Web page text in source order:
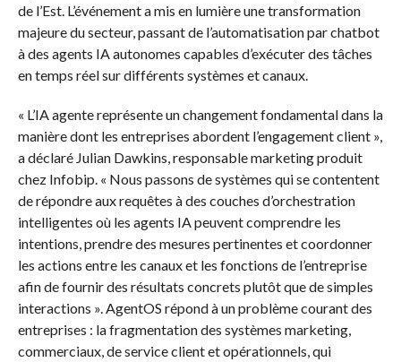
de l’Est. L’événement a mis en lumière une transformation
majeure du secteur, passant de l’automatisation par chatbot
à des agents IA autonomes capables d’exécuter des tâches
en temps réel sur différents systèmes et canaux.
« L’IA agente représente un changement fondamental dans la
manière dont les entreprises abordent l’engagement client »,
a déclaré Julian Dawkins, responsable marketing produit
chez Infobip. « Nous passons de systèmes qui se contentent
de répondre aux requêtes à des couches d’orchestration
intelligentes où les agents IA peuvent comprendre les
intentions, prendre des mesures pertinentes et coordonner
les actions entre les canaux et les fonctions de l’entreprise
afin de fournir des résultats concrets plutôt que de simples
interactions ». AgentOS répond à un problème courant des
entreprises : la fragmentation des systèmes marketing,
commerciaux, de service client et opérationnels, qui